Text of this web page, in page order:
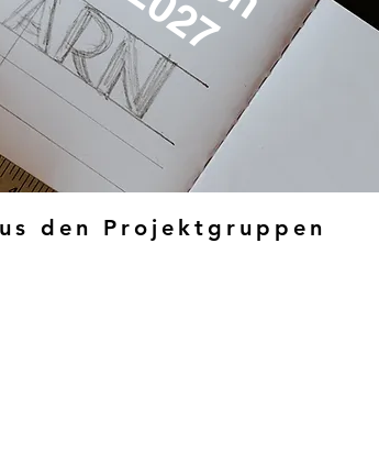
den Projektgruppen